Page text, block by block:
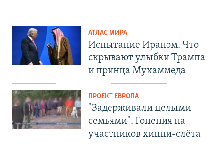
АТЛАС МИРА
Испытание Ираном. Что
скрывают улыбки Трампа
и принца Мухаммеда
ПРОЕКТ ЕВРОПА
"Задерживали целыми
семьями". Гонения на
участников хиппи-слёта